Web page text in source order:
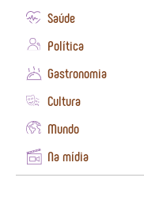
Saúde
Política
Gastronomia
Cultura
Mundo
Na mídia